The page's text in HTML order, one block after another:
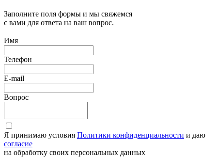
Заполните поля формы и мы свяжемся
с вами для ответа на ваш вопрос.
Имя
Телефон
E-mail
Вопрос
Я принимаю условия Политики конфиденциальности и даю
согласие
на обработку своих персональных данных